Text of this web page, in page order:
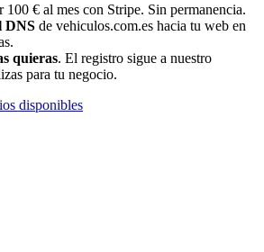
100 € al mes con Stripe. Sin permanencia.
DNS de vehiculos.com.es hacia tu web en
quieras. El registro sigue a nuestro
para tu negocio.
disponibles